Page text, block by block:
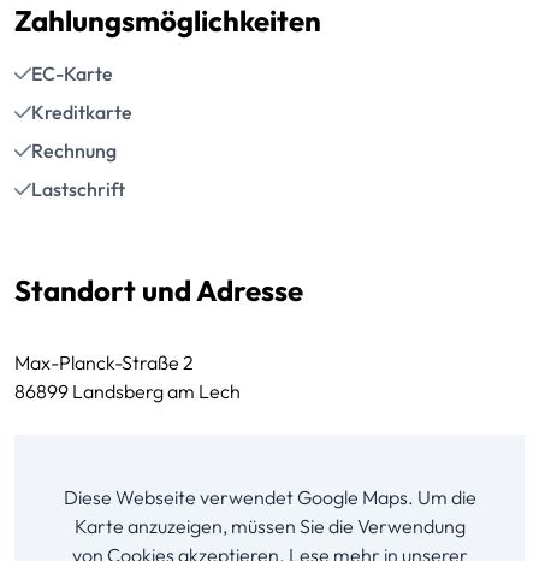
Zahlungsmöglichkeiten
EC-Karte
Kreditkarte
Rechnung
Lastschrift
Standort und Adresse
Max-Planck-Straße 2
86899 Landsberg am Lech
Diese Webseite verwendet Google Maps. Um die
Karte anzuzeigen, müssen Sie die Verwendung
von Cookies akzeptieren. Lese mehr in unserer